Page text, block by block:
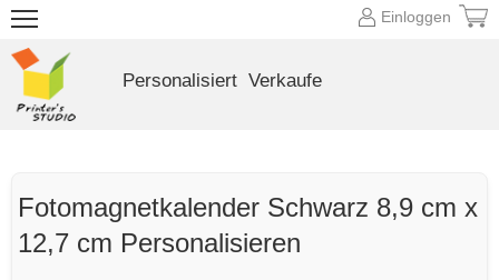
Fotomagnetkalender Schwarz 8,9 cm x
12,7 cm Personalisieren
Einloggen
Personalisiert Verkaufe